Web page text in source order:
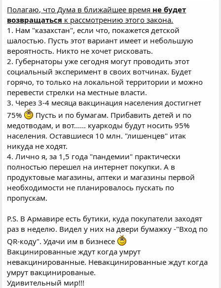
Полагаю, что Дума в ближайшее время не будет
возвращаться к рассмотрению этого закона.
1. Нам "казахстан", если что, покажется детской
шалостью. Пусть этот вариант имеет и небольшую
вероятность. Никто не хочет рисковать.
2. Губернаторы уже сегодня могут проводить этот
социальный эксперимент в своих вотчинах. Будет
горячо, то только на локальной территории и можно
перевести стрелки на местные власти.
3. Через 3-4 месяца вакцинация населения достигнет
75%
Пусть и по бумагам. Прибавить детей и по
медотводам, и вот...... куаркоды будут носить 95%
населения. Оставшиеся 10 млн. "лишенцев" итак
никуда не ходят.
4. Лично я, за 1,5 года "пандемии" практически
полностью перешел на интернет покупки. А в
продуктовые магазины, аптеки и магазины первой
необходимости не планировалось пускать по
пропускам.
P.S. В Армавире есть бутики, куда покупатели заходят
раз в неделю. Видел у них на двери бумажку -"Вход по
QR-коду". Удачи им в бизнесе
Вакцинированные ждут когда умрут
невакцинированные. Невакцинированные ждут когда
умрут вакцинированые.
Удивительный мир!!!